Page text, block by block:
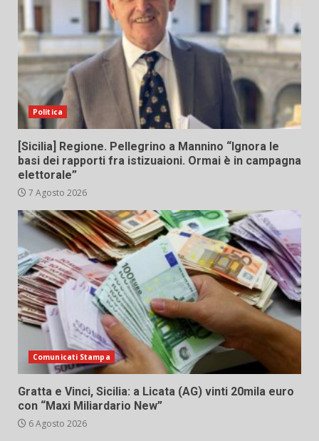
Politica
[Sicilia] Regione. Pellegrino a Mannino “Ignora le
basi dei rapporti fra istizuaioni. Ormai è in campagna
elettorale”
7 Agosto 2026
Comunicati Stampa
Gratta e Vinci, Sicilia: a Licata (AG) vinti 20mila euro
con “Maxi Miliardario New”
6 Agosto 2026